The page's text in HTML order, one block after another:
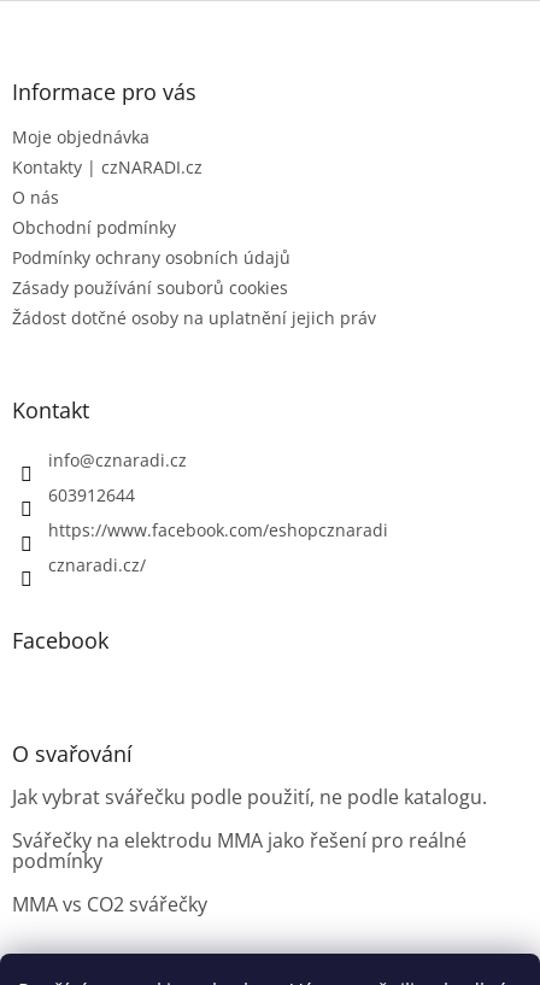
Z
Informace pro vás
Moje objednávka
Kontakty | czNARADI.cz
O nás
Obchodní podmínky
Podmínky ochrany osobních údajů
Zásady používání souborů cookies
Žádost dotčné osoby na uplatnění jejich práv
Kontakt
info@cznaradi.cz
603912644
https://www.facebook.com/eshopcznaradi
cznaradi.cz/
Facebook
O svařování
Jak vybrat svářečku podle použití, ne podle katalogu.
Svářečky na elektrodu MMA jako řešení pro reálné
podmínky
MMA vs CO2 svářečky